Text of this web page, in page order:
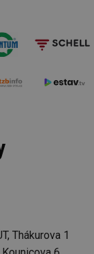
Thákurova 1